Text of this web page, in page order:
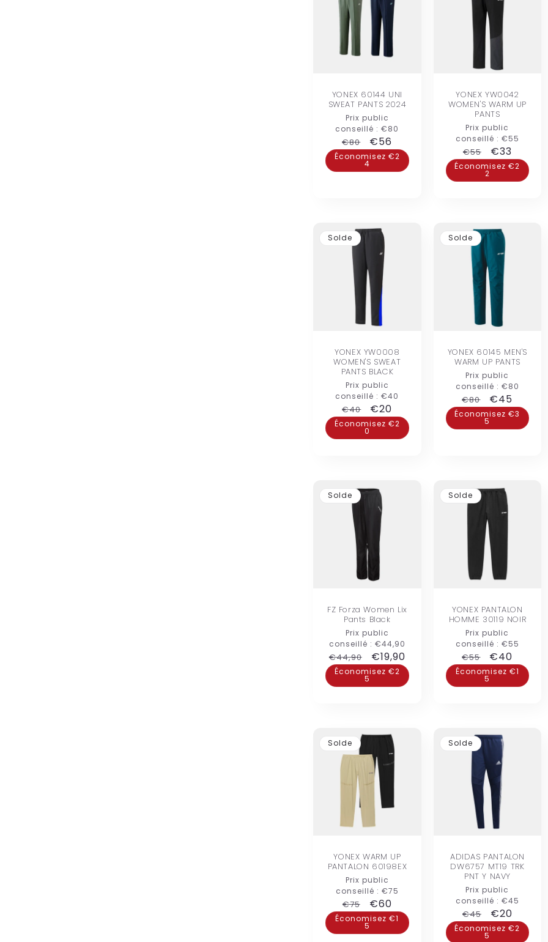
YONEX 60144 UNI
SWEAT PANTS 2024
Prix public
conseillé : €80
Prix
habituel
€80
Prix
promotionnel
€56
Économisez €2
4
YONEX YW0042
WOMEN'S WARM UP
PANTS
Prix public
conseillé : €55
Prix
habituel
€55
Prix
€33
Économisez €2
2
Solde
YONEX YW0008
WOMEN'S SWEAT
PANTS BLACK
Prix public
conseillé : €40
Prix
habituel
€40
Prix
promotionnel
€20
Économisez €2
0
Solde
YONEX 60145 MEN'S
WARM UP PANTS
Prix public
conseillé : €80
Prix
habituel
€80
Prix
€45
Économisez €3
5
Solde
FZ Forza Women Lix
Pants Black
Prix public
conseillé : €44,90
Prix
habituel
€44,90
Prix
promotionnel
€19,90
Économisez €2
5
Solde
YONEX PANTALON
HOMME 30119 NOIR
Prix public
conseillé : €55
Prix
habituel
€55
Prix
€40
Économisez €1
5
Solde
YONEX WARM UP
PANTALON 60198EX
Prix public
conseillé : €75
Prix
habituel
€75
Prix
promotionnel
€60
Économisez €1
5
Solde
ADIDAS PANTALON
DW6757 MT19 TRK
PNT Y NAVY
Prix public
conseillé : €45
Prix
habituel
€45
Prix
€20
Économisez €2
5